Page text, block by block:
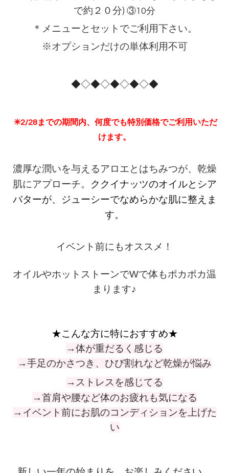
で約２０分) ③10分
＊メニューとセットでご利用下さい。
※オプションだけの単体利用不可
◆◇◆◇◆◇◆◇◆
✳︎2/28までの期間内、何度でも特別価格でご利用いただ
けます。
濃厚な潤いを与えるアロエとはちみつが、 乾燥
肌にアプローチ。
ククイナッツのオイルとシア
バターが、ジューシーでなめらかな肌に整えま
す。
イベント前にもオススメ！
オイルやホットストーンでWで体もポカポカ温
まります♪
★こんな方に特におすすめ★
→体が重だるく感じる
→手足のかさつき、ひび割れなど乾燥が悩み
→ストレスを感じてる
→首肩や腰など体のお疲れも気になる
→イベント前にお肌のコンディションを上げた
い